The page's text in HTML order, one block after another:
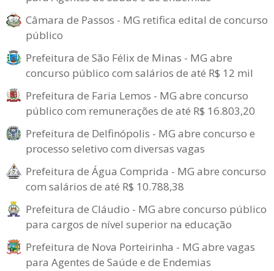
Câmara de Passos - MG retifica edital de concurso
público
Prefeitura de São Félix de Minas - MG abre
concurso público com salários de até R$ 12 mil
Prefeitura de Faria Lemos - MG abre concurso
público com remunerações de até R$ 16.803,20
Prefeitura de Delfinópolis - MG abre concurso e
processo seletivo com diversas vagas
Prefeitura de Água Comprida - MG abre concurso
com salários de até R$ 10.788,38
Prefeitura de Cláudio - MG abre concurso público
para cargos de nível superior na educação
Prefeitura de Nova Porteirinha - MG abre vagas
para Agentes de Saúde e de Endemias